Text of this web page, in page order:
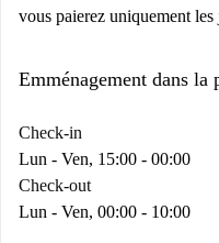
vous paierez uniquement
Emménagement dans la
Check-in
Lun - Ven, 15:00 - 00:00
Check-out
Lun - Ven, 00:00 - 10:00